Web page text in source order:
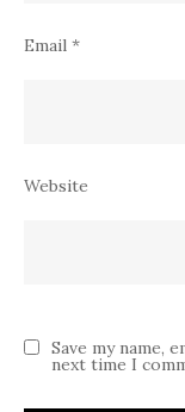
Email *
Website
Save my name,
next time I